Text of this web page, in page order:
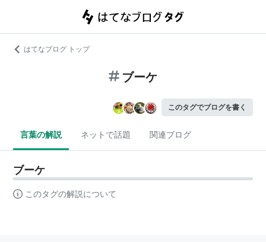
はてなブログ トップ
ブーケ
このタグでブログを書く
言葉の解説 ネットで話題 関連ブログ
ブーケ
このタグの解説について